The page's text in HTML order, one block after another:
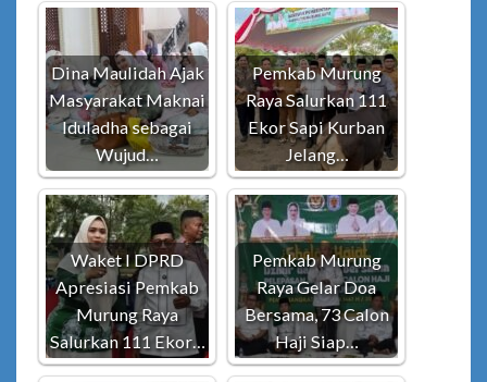
Dina Maulidah Ajak
Masyarakat Maknai
Iduladha sebagai
Wujud…
Pemkab Murung
Raya Salurkan 111
Ekor Sapi Kurban
Jelang…
Waket I DPRD
Apresiasi Pemkab
Murung Raya
Salurkan 111 Ekor…
Pemkab Murung
Raya Gelar Doa
Bersama, 73 Calon
Haji Siap…